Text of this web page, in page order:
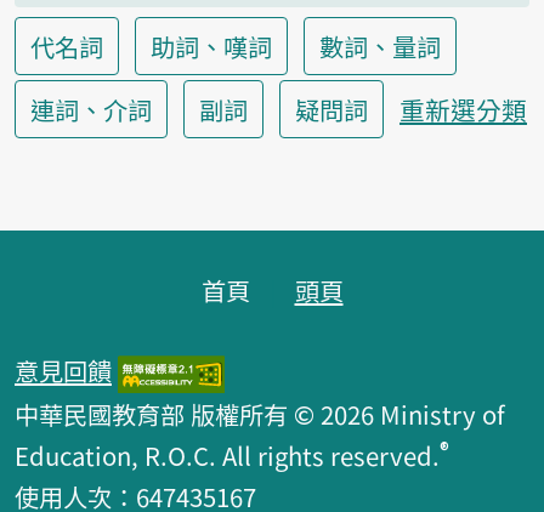
代名詞
助詞、嘆詞
數詞、量詞
連詞、介詞
副詞 疑問詞 重新選分類
首頁 頭頁
意見回饋
中華民國教育部 版權所有 © 2026 Ministry of
Education, R.O.C. All rights reserved.®
使用人次：647435167